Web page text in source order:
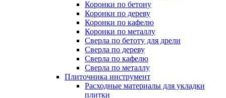
Коронки по бетону
Коронки по дереву
Коронки по кафелю
Коронки по металлу
Сверла по бетоту для дрели
Сверла по дереву
Сверла по кафелю
Сверла по металлу
Плиточника инструмент
Расходные материалы для укладки
плитки